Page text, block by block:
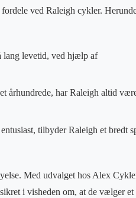
ved Raleigh cykler.
lang levetid, ved hjælp af
århundrede, har Raleigh altid
tilbyder Raleigh et bredt
Med udvalget hos Alex
i visheden om, at de vælger